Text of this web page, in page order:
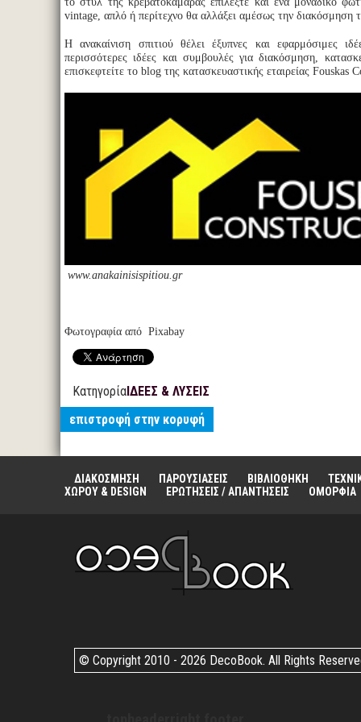
vintage, απλό ή περίτεχνο θα αλλάξει αμέσως την
Η ανακαίνιση σπιτιού θέλει έξυπνες και εφαρμόσιμες
περισσότερες ιδέες και συμβουλές για διακόσμηση,
επισκεφτείτε το blog της κατασκευαστικής εταιρείας Fouskas
www.anakainisispitiou.gr
Φωτογραφία από Pixabay
ΚατηγορίαΙΔΕΕΣ & ΛΥΣΕΙΣ
επιστροφή στην κορυφή
ΔΙΑΚΟΣΜΗΣΗ ΠΑΡΟΥΣΙΑΣΕΙΣ ΒΙΒΛΙΟΘΗΚΗ
ΧΩΡΟΥ & DESIGN
ΕΡΩΤΗΣΕΙΣ / ΑΠΑΝΤΗΣΕΙΣ ΟΜΟΡΦΙΑ
© Copyright 2010 - 2026 DecoBook. All Rights